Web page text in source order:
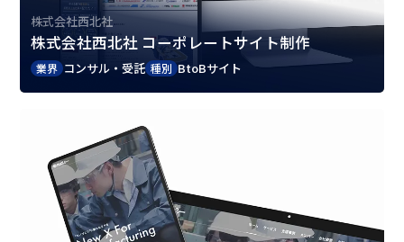
株式会社西北社
株式会社西北社 コーポレートサイト制作
業界 コンサル・受託 種別 BtoBサイト